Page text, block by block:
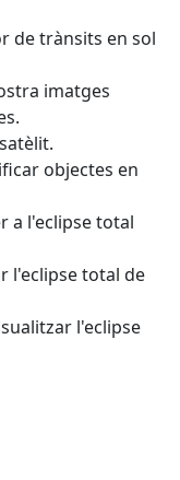
de trànsits en sol
imatges
objectes en
a l'eclipse total
l'eclipse total de
l'eclipse